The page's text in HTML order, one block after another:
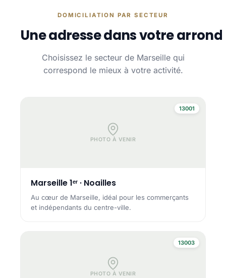
DOMICILIATION PAR SECTEUR
Une adresse dans votre
Choisissez le secteur de Marseille qui
correspond le mieux à votre activité.
PHOTO À VENIR
13001
Marseille 1ᵉʳ · Noailles
Au cœur de Marseille, idéal pour les commerçants
et indépendants du centre-ville.
PHOTO À VENIR
13003